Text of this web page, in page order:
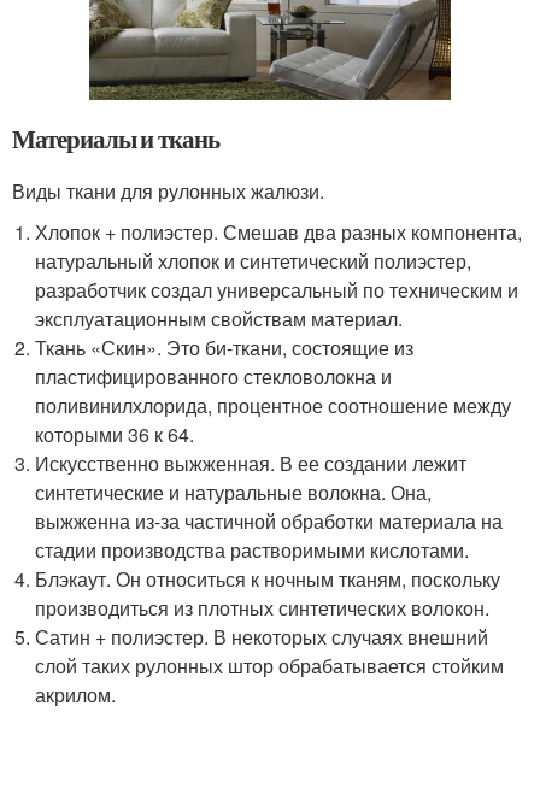
Материалы и ткань
Виды ткани для рулонных жалюзи.
Хлопок + полиэстер. Смешав два разных компонента,
натуральный хлопок и синтетический полиэстер,
разработчик создал универсальный по техническим и
эксплуатационным свойствам материал.
Ткань «Скин». Это би-ткани, состоящие из
пластифицированного стекловолокна и
поливинилхлорида, процентное соотношение между
которыми 36 к 64.
Искусственно выжженная. В ее создании лежит
синтетические и натуральные волокна. Она,
выжженна из-за частичной обработки материала на
стадии производства растворимыми кислотами.
Блэкаут. Он относиться к ночным тканям, поскольку
производиться из плотных синтетических волокон.
Сатин + полиэстер. В некоторых случаях внешний
слой таких рулонных штор обрабатывается стойким
акрилом.